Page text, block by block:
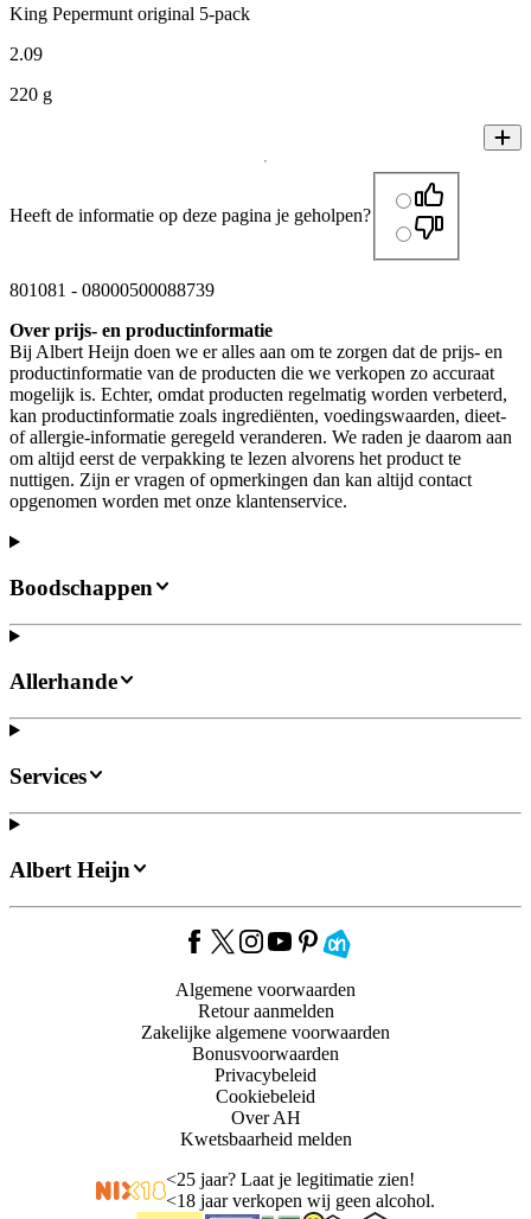
King Pepermunt original 5-pack
2.09
220 g
Heeft de informatie op deze pagina je geholpen?
801081 - 08000500088739
Over prijs- en productinformatie
Bij Albert Heijn doen we er alles aan om te zorgen dat de prijs- en
productinformatie van de producten die we verkopen zo accuraat
mogelijk is. Echter, omdat producten regelmatig worden verbeterd,
kan productinformatie zoals ingrediënten, voedingswaarden, dieet-
of allergie-informatie geregeld veranderen. We raden je daarom aan
om altijd eerst de verpakking te lezen alvorens het product te
nuttigen. Zijn er vragen of opmerkingen dan kan altijd contact
opgenomen worden met onze klantenservice.
Boodschappen
Allerhande
Services
Albert Heijn
Algemene voorwaarden
Retour aanmelden
Zakelijke algemene voorwaarden
Bonusvoorwaarden
Privacybeleid
Cookiebeleid
Over AH
Kwetsbaarheid melden
<25 jaar? Laat je legitimatie zien!
<18 jaar verkopen wij geen alcohol.